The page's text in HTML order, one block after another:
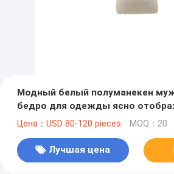
Модный белый полуманекен
бедро для одежды ясно
Цена：USD 80-120 pieces MOQ：20
Лучшая цена